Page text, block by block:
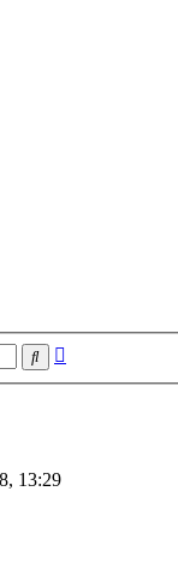
Suche
13:29